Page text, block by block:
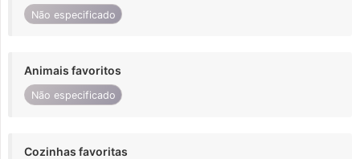
Não especificado
Animais favoritos
Não especificado
Cozinhas favoritas